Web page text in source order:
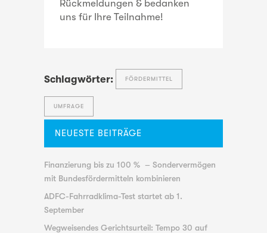
Rückmeldungen & bedanken
uns für Ihre Teilnahme!
Schlagwörter: FÖRDERMITTEL
UMFRAGE
NEUESTE BEITRÄGE
Finanzierung bis zu 100 % – Sondervermögen
mit Bundesfördermitteln kombinieren
ADFC-Fahrradklima-Test startet ab 1.
September
Wegweisendes Gerichtsurteil: Tempo 30 auf